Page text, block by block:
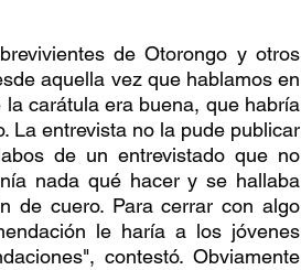
de Otorongo y otros
aquella vez que hablamos en
carátula era buena, que habría
La entrevista no la pude publicar
de un entrevistado que no
nada qué hacer y se hallaba
de cuero. Para cerrar con algo
le haría a los jóvenes
contestó. Obviamente